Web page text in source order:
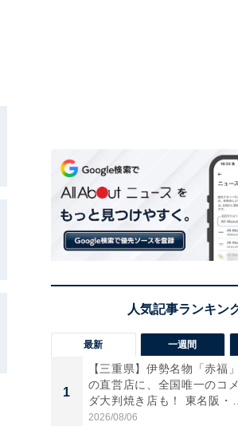
最新 一週間
1
【三重県】伊勢名物「赤福」
の直営店に、全国唯一のコメ
ダ大判焼き店も！ 東名阪・
伊...
2026/08/06